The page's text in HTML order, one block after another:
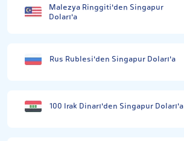
Malezya Ringgiti'den Singapur
Doları'a
Rus Rublesi'den Singapur Doları'a
100 Irak Dinarı'den Singapur Doları'a